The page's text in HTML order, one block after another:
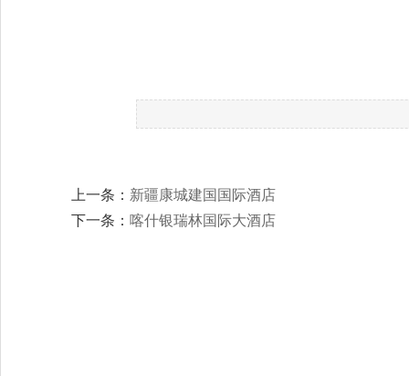
上一条： 新疆康城建国国际酒店
下一条： 喀什银瑞林国际大酒店